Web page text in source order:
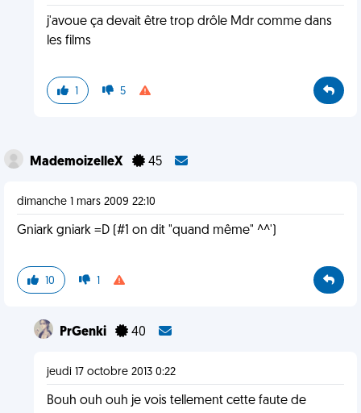
j'avoue ça devait être trop drôle Mdr comme dans
les films
1 5
MademoizelleX 45
dimanche 1 mars 2009 22:10
Gniark gniark =D (#1 on dit "quand même" ^^')
10 1
PrGenki 40
jeudi 17 octobre 2013 0:22
Bouh ouh ouh je vois tellement cette faute de